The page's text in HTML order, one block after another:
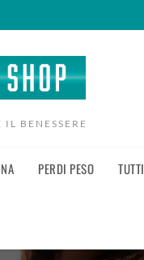
BENESSERE
PERDI PESO TUTTI